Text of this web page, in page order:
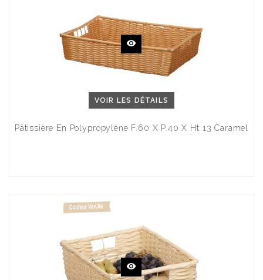
VOIR LES DÉTAILS
Pâtissière En Polypropylène F.60 X P.40 X Ht 13 Caramel